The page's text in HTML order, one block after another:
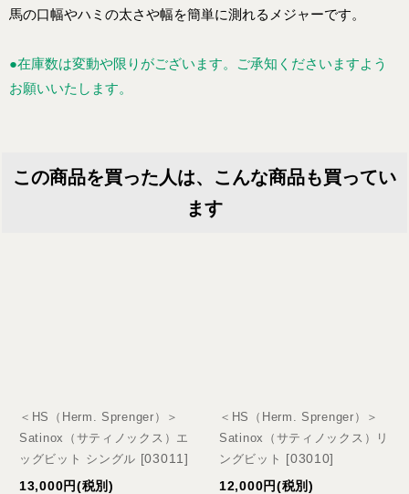
馬の口幅やハミの太さや幅を簡単に測れるメジャーです。
●在庫数は変動や限りがございます。ご承知くださいますよう
お願いいたします。
この商品を買った人は、こんな商品も買ってい
ます
＜HS（Herm. Sprenger）＞
Satinox（サティノックス）エ
ッグビット シングル [03011 ]
13,000円(税別)
＜HS（Herm. Sprenger）＞
Satinox（サティノックス）リ
ングビット [03010]
12,000円(税別)